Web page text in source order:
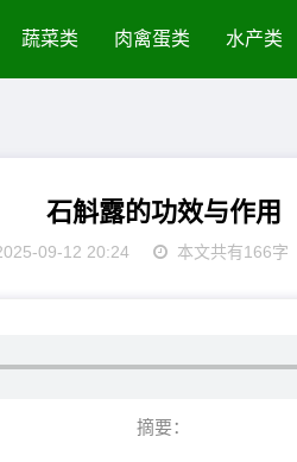
蔬菜类 肉禽蛋类 水产类
石斛露的功效与作用
09-12 20:24 本文共有166字
摘要：